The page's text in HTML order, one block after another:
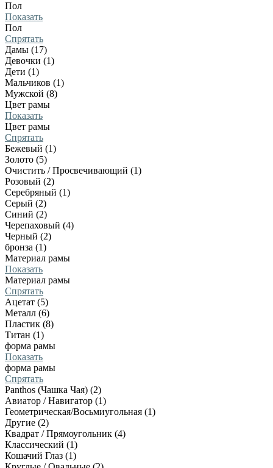
Пол
Показать
Пол
Спрятать
Дамы (17)
Девочки (1)
Дети (1)
Мальчиков (1)
Мужской (8)
Цвет рамы
Показать
Цвет рамы
Спрятать
Бежевый (1)
Золото (5)
Очистить / Просвечивающий (1)
Розовый (2)
Серебряный (1)
Серый (2)
Синий (2)
Черепаховый (4)
Черный (2)
бронза (1)
Материал рамы
Показать
Материал рамы
Спрятать
Ацетат (5)
Металл (6)
Пластик (8)
Титан (1)
форма рамы
Показать
форма рамы
Спрятать
Panthos (Чашка Чая) (2)
Авиатор / Навигатор (1)
Геометрическая/Восьмиугольная (1)
Другие (2)
Квадрат / Прямоугольник (4)
Классический (1)
Кошачий Глаз (1)